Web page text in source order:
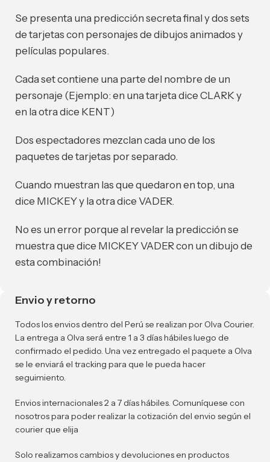
Se presenta una predicción secreta final y dos sets
de tarjetas con personajes de dibujos animados y
películas populares.
Cada set contiene una parte del nombre de un
personaje (Ejemplo: en una tarjeta dice CLARK y
en la otra dice KENT)
Dos espectadores mezclan cada uno de los
paquetes de tarjetas por separado.
Cuando muestran las que quedaron en top, una
dice MICKEY y la otra dice VADER.
No es un error porque al revelar la predicción se
muestra que dice MICKEY VADER con un dibujo de
esta combinación!
Envio y retorno
Todos los envios dentro del Perú se realizan por Olva Courier.
La entrega a Olva será entre 1 a 3 días hábiles luego de
confirmado el pedido. Una vez entregado el paquete a Olva
se le enviará el tracking para que le pueda hacer
seguimiento.
Envios internacionales 2 a 7 días hábiles. Comuníquese con
nosotros para poder realizar la cotización del envio según el
courier que elija
Solo realizamos cambios y devoluciones en productos